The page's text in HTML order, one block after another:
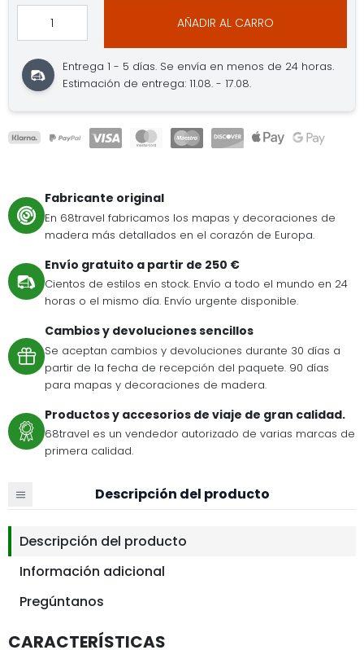
AÑADIR AL CARRO
Entrega 1 - 5 días. Se envía en menos de 24 horas.
Estimación de entrega: 11.08. - 17.08.
Fabricante original
En 68travel fabricamos los mapas y decoraciones de
madera más detallados en el corazón de Europa.
Envío gratuito a partir de 250 €
Cientos de estilos en stock. Envío a todo el mundo en 24
horas o el mismo día. Envío urgente disponible.
Cambios y devoluciones sencillos
Se aceptan cambios y devoluciones durante 30 días a
partir de la fecha de recepción del paquete. 90 días
para mapas y decoraciones de madera.
Productos y accesorios de viaje de gran calidad.
68travel es un vendedor autorizado de varias marcas de
primera calidad.
Descripción del producto
Descripción del producto
Información adicional
Pregúntanos
CARACTERÍSTICAS